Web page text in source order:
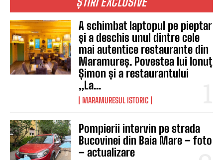
A schimbat laptopul pe pieptar
și a deschis unul dintre cele
mai autentice restaurante din
Maramureș. Povestea lui Ionuț
Șimon și a restaurantului
„La...
MARAMURESUL ISTORIC
Pompierii intervin pe strada
Bucovinei din Baia Mare – foto
– actualizare